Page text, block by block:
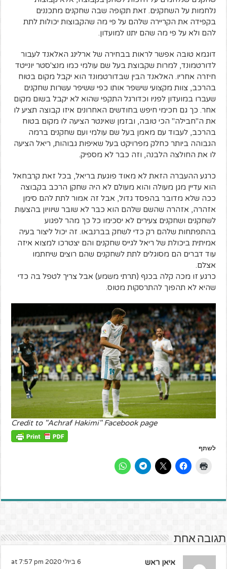
נלחמות על השחקנים. זאת תקופה שבה שחקנים מתכננים
בקפידה את הקריירה שלהם על פי מה שהקבוצות יכולות לתת
להם ולא על פי מה שהם יתנו למועדון.
דוגמא טובה אפשר לראות בבחירה של ארלינג האלאנד לעבור
לדורטמונד, למרות שקבוצת בעל שם עולמי כמו מנצ'סטר יונייטד
חיזרה אחריו. האלאנד הבין שבדורטמונד הוא יקבל מקום בטוח
בהרכב, צוות מקצועי שישפר אותו כפי ששיפר עשרות שחקנים
שעברו במועדון לפניו וכדורגל התקפי שהוא לא יקבל בשום מקום
אחר. כך גם חכימי חיפש בחודשים האחרונים איזו קבוצה תציע לו
את ה"חבילה" הכי טובה, ובזמן שאינטר הציעה לו מקום בטוח
בהרכב, לעבוד עם מאמן בעל שם עולמי ועם שחקנים ברמה
הגבוהה ביותר כחלק מפרויקט בעל שאיפות גבוהות, ריאל הציעה
לו את החולצה הלבנה, וזה כבר לא מספיק.
כרגע ההעברה הזאת לא מאוד פוגעת בריאל, בכל זאת קרבחאל
הוא עדיין מגן מעולה והוא מעולם לא היה שחקן הרכב בקבוצה
ככה שלא מדובר בהפסד גדול, אבל זה אמור לתת להם סימן
אזהרה, אזהרה שהשם שלהם הוא כבר לא שובר שיוויון בהצעות
לשחקנים ושחקנים צעירים לא יסכימו כל כך מהר לפגוע
בהתפתחות שלהם רק כדי לשחק בברנבאו. זה יכול ליצור בעיה
אמיתית ביכולת של ריאל לגייס שחקנים והם יצטרכו למצוא איזה
עוד דברים הם מסוגלים לתת לשחקנים שהם רוצים שיחתמו
אצלם.
כרגע זו מכה קלה בכנף (תרתי משמע) אבל צריך לטפל בה כדי
שהיא לא תהפוך להתרסקות מטוס.
Credit to "Achraf Hakimi" Facebook page
לשתף
תגובה אחת
איאן ראש 6 ביולי 2020 at 7:57 pm